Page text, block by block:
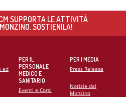
AL CONGRESSO
SUPPORTA LE ATTIVITÀ
SOSTIENILA!
ed
PER IL
PERSONALE
MEDICO E
SANITARIO
Eventi e Corsi
PER I MEDIA
Press Release
Notizie dal
Monzino